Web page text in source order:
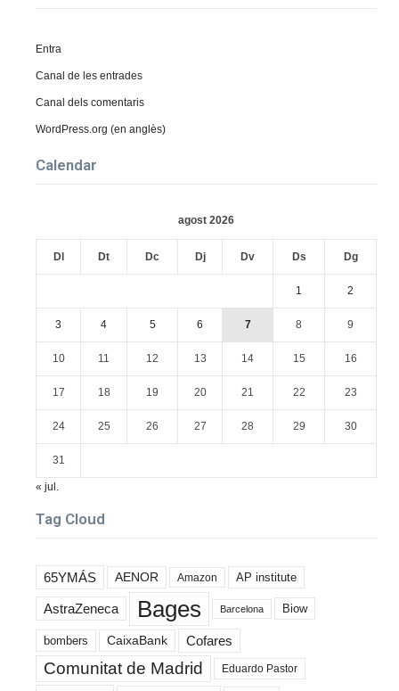
Entra
Canal de les entrades
Canal dels comentaris
WordPress.org (en anglès)
Calendar
agost 2026
Dl Dt Dc Dj Dv Ds Dg
1 2
3 4 5 6 7 8 9
10 11 12 13 14 15 16
17 18 19 20 21 22 23
24 25 26 27 28 29 30
31
« jul.
Tag Cloud
65YMÁS AENOR Amazon AP institute
AstraZeneca Bages Barcelona Biow
bombers CaixaBank Cofares
Comunitat de Madrid Eduardo Pastor